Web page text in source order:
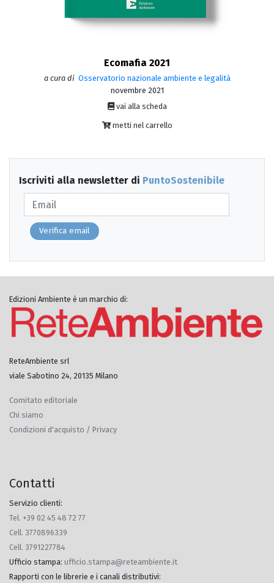
Ecomafia 2021
a cura di Osservatorio nazionale ambiente e legalità
novembre 2021
vai alla scheda
metti nel carrello
Iscriviti alla newsletter di PuntoSostenibile
Verifica email
Edizioni Ambiente è un marchio di:
ReteAmbiente srl
viale Sabotino 24, 20135 Milano
Comitato editoriale
Chi siamo
Condizioni d'acquisto / Privacy
Contatti
Servizio clienti:
Tel. +39 02 45 48 72 77
Cell. 3770896339
Cell. 3791227784
Ufficio stampa: ufficio.stampa@reteambiente.it
Rapporti con le librerie e i canali distributivi: